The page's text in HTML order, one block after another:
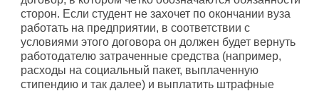
сторон. Если студент не захочет по окончании вуза
работать на предприятии, в соответствии с
условиями этого договора он должен будет вернуть
работодателю затраченные средства (например,
расходы на социальный пакет, выплаченную
стипендию и так далее) и выплатить штрафные